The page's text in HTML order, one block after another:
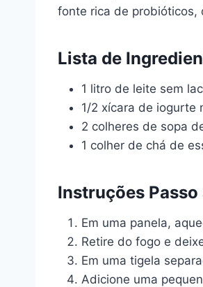
fonte rica de probióticos,
Lista de
1 litro de leite sem
1/2 xícara de iogurte
2 colheres de sopa
1 colher de chá de
Instruções Passo
Em uma panela,
Retire do fogo e
Em uma tigela
Adicione uma